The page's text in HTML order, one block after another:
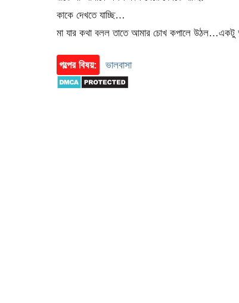
কাকে দেখতে যাচ্ছি…
মা যার কথা বলল তাতে আমার চোখ কপালে উঠল…একটু
গল্পের বিষয়: ভালবাসা